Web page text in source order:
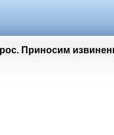
Приносим